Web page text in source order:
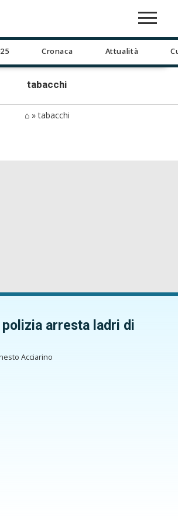
Cronaca Attualità
tabacchi
⌂»tabacchi
polizia arresta ladri di
Acciarino